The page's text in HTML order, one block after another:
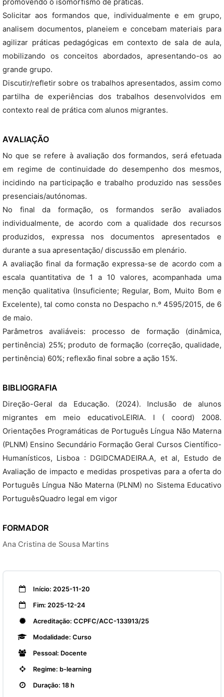
promovendo o isomorfismo de práticas.
Solicitar aos formandos que, individualmente e em grupo,
analisem documentos, planeiem e concebam materiais para
agilizar práticas pedagógicas em contexto de sala de aula,
mobilizando os conceitos abordados, apresentando-os ao
grande grupo.
Discutir/refletir sobre os trabalhos apresentados, assim como
partilha de experiências dos trabalhos desenvolvidos em
contexto real de prática com alunos migrantes.
AVALIAÇÃO
No que se refere à avaliação dos formandos, será efetuada
em regime de continuidade do desempenho dos mesmos,
incidindo na participação e trabalho produzido nas sessões
presenciais/autónomas.
No final da formação, os formandos serão avaliados
individualmente, de acordo com a qualidade dos recursos
produzidos, expressa nos documentos apresentados e
durante a sua apresentação/ discussão em plenário.
A avaliação final da formação expressa-se de acordo com a
escala quantitativa de 1 a 10 valores, acompanhada uma
menção qualitativa (Insuficiente; Regular, Bom, Muito Bom e
Excelente), tal como consta no Despacho n.º 4595/2015, de 6
de maio.
Parâmetros avaliáveis: processo de formação (dinâmica,
pertinência) 25%; produto de formação (correção, qualidade,
pertinência) 60%; reflexão final sobre a ação 15%.
BIBLIOGRAFIA
Direção-Geral da Educação. (2024). Inclusão de alunos
migrantes em meio educativoLEIRIA. I ( coord) 2008.
Orientações Programáticas de Português Língua Não Materna
(PLNM) Ensino Secundário Formação Geral Cursos Científico-
Humanísticos, Lisboa : DGIDCMADEIRA.A, et al, Estudo de
Avaliação de impacto e medidas prospetivas para a oferta do
Português Língua Não Materna (PLNM) no Sistema Educativo
PortuguêsQuadro legal em vigor
FORMADOR
Ana Cristina de Sousa Martins
Início: 2025-11-20
Fim: 2025-12-24
Acreditação: CCPFC/ACC-133913/25
Modalidade: Curso
Pessoal: Docente
Regime: b-learning
Duração: 18 h